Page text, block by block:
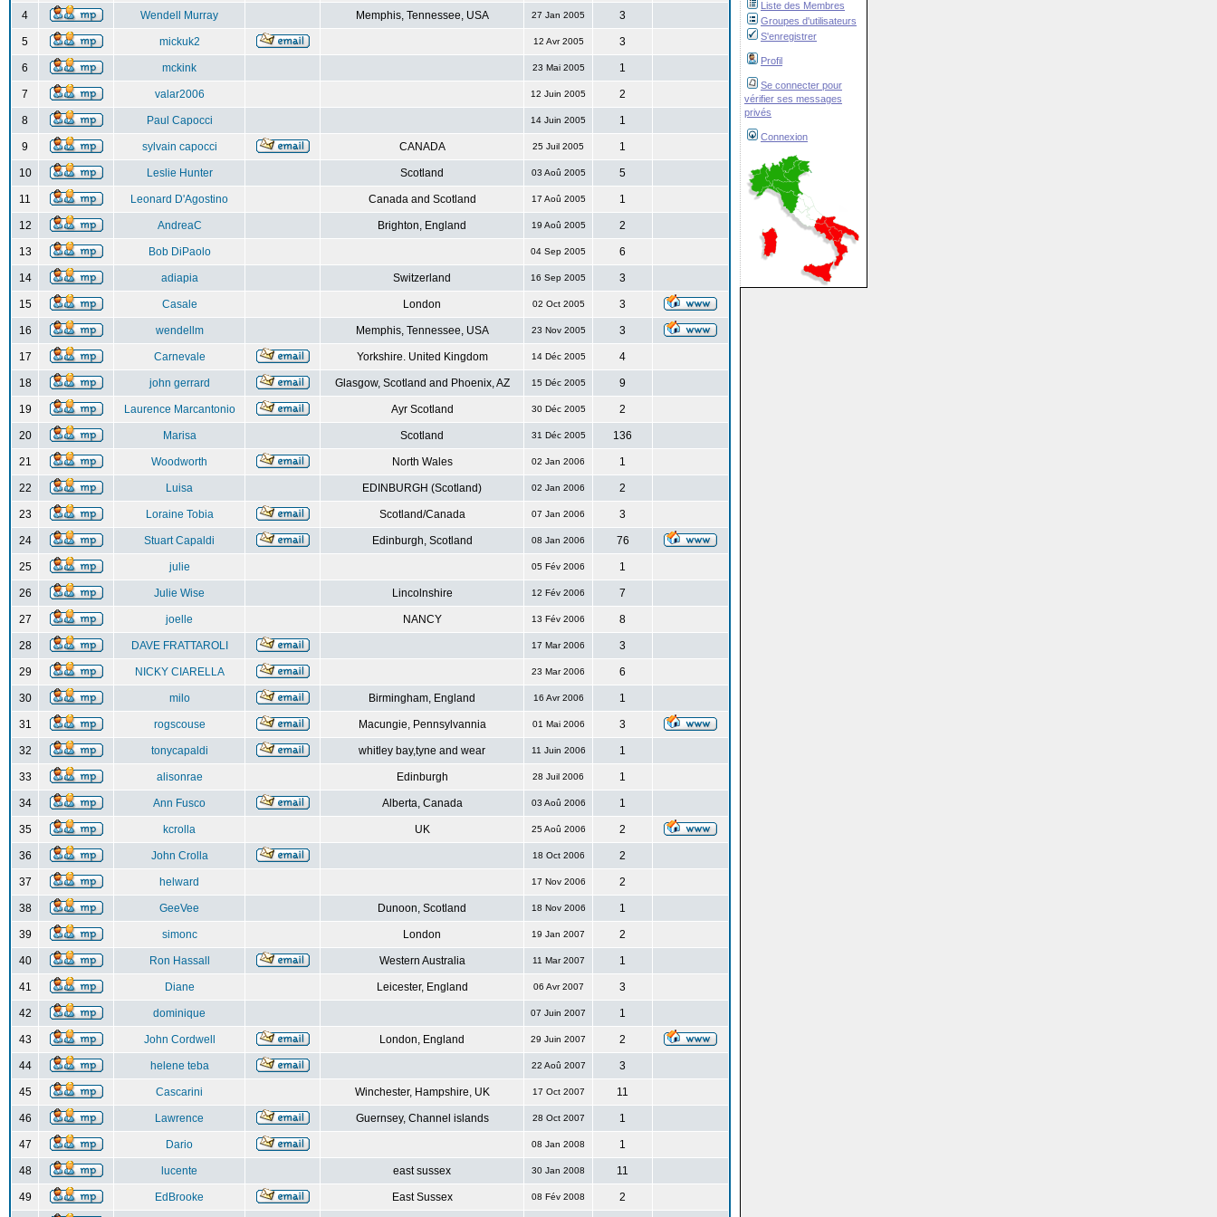
Liste des Membres
Groupes d'utilisateurs
S'enregistrer
Profil
Se connecter pour
vérifier ses messages
privés
Connexion
4 Wendell Murray Memphis, Tennessee, USA 27 Jan 2005 3
5 mickuk2 12 Avr 2005 3
6 mckink 23 Mai 2005 1
7 valar2006 12 Juin 2005 2
8 Paul Capocci 14 Juin 2005 1
9 sylvain capocci CANADA 25 Juil 2005 1
10 Leslie Hunter Scotland 03 Aoû 2005 5
11 Leonard D'Agostino Canada and Scotland 17 Aoû 2005 1
12 AndreaC Brighton, England 19 Aoû 2005 2
13 Bob DiPaolo 04 Sep 2005 6
14 adiapia Switzerland 16 Sep 2005 3
15 Casale London 02 Oct 2005 3
16 wendellm Memphis, Tennessee, USA 23 Nov 2005 3
17 Carnevale Yorkshire. United Kingdom 14 Déc 2005 4
18 john gerrard Glasgow, Scotland and Phoenix, AZ 15 Déc 2005 9
19 Laurence Marcantonio Ayr Scotland 30 Déc 2005 2
20 Marisa Scotland 31 Déc 2005 136
21 Woodworth North Wales 02 Jan 2006 1
22 Luisa EDINBURGH (Scotland) 02 Jan 2006 2
23 Loraine Tobia Scotland/Canada 07 Jan 2006 3
24 Stuart Capaldi Edinburgh, Scotland 08 Jan 2006 76
25 julie 05 Fév 2006 1
26 Julie Wise Lincolnshire 12 Fév 2006 7
27 joelle NANCY 13 Fév 2006 8
28 DAVE FRATTAROLI 17 Mar 2006 3
29 NICKY CIARELLA 23 Mar 2006 6
30 milo Birmingham, England 16 Avr 2006 1
31 rogscouse Macungie, Pennsylvannia 01 Mai 2006 3
32 tonycapaldi whitley bay,tyne and wear 11 Juin 2006 1
33 alisonrae Edinburgh 28 Juil 2006 1
34 Ann Fusco Alberta, Canada 03 Aoû 2006 1
35 kcrolla UK 25 Aoû 2006 2
36 John Crolla 18 Oct 2006 2
37 helward 17 Nov 2006 2
38 GeeVee Dunoon, Scotland 18 Nov 2006 1
39 simonc London 19 Jan 2007 2
40 Ron Hassall Western Australia 11 Mar 2007 1
41 Diane Leicester, England 06 Avr 2007 3
42 dominique 07 Juin 2007 1
43 John Cordwell London, England 29 Juin 2007 2
44 helene teba 22 Aoû 2007 3
45 Cascarini Winchester, Hampshire, UK 17 Oct 2007 11
46 Lawrence Guernsey, Channel islands 28 Oct 2007 1
47 Dario 08 Jan 2008 1
48 lucente east sussex 30 Jan 2008 11
49 EdBrooke East Sussex 08 Fév 2008 2